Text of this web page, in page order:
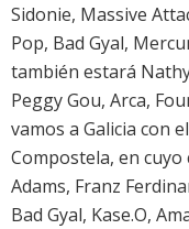
Sidonie, Massive
Pop, Bad Gyal,
también estará
Peggy Gou, Arca,
vamos a Galicia con el
Compostela, en
Adams, Franz
Bad Gyal, Kase.O,